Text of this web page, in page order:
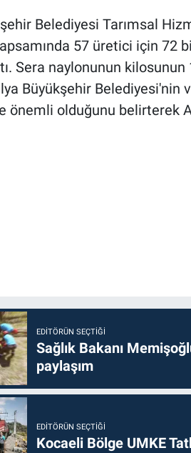
Belediyesi Tarımsal
57 üretici için 72
Sera naylonunun
Büyükşehir Belediyesi'nin
önemli olduğunu belirterek
EDITÖRÜN SEÇTIĞI
Sağlık Bakanı
paylaşım
EDITÖRÜN SEÇTIĞI
Kocaeli Bölge UMKE